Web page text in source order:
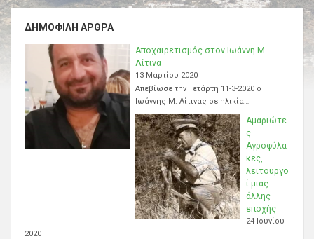
ΔΗΜΟΦΙΛΉ ΆΡΘΡΑ
Αποχαιρετισμός στον Ιωάννη Μ.
Λίτινα
13 Μαρτίου 2020
Απεβίωσε την Τετάρτη 11-3-2020 ο
Ιωάννης Μ. Λίτινας σε ηλικία…
Αμαριώτε
ς
Αγροφύλα
κες,
λειτουργο
ί μιας
άλλης
εποχής
24 Ιουνίου
2020